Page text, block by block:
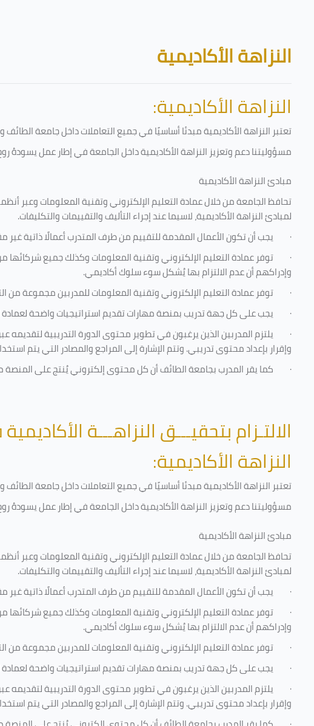
الكتل
النزاهة الأكاديمية
النزاهة الأكاديمية:
تعتبر النزاهة الأكاديمية مبدئا أساسيًا في جميع التعاملات داخل جامعة
مسؤوليتنا دعم وتعزيز النزاهة الأكاديمية داخل الجامعة في إطار عمل يسودهُ
مبادئ النزاهة الأكاديمية
تحافظ الجامعة من خلال عمادة التعليم الإلكتروني وتقنية المعلومات وعبر
لمبادئ النزاهة الأكاديمية، لاسيما عند إجراء التأليف والتقييمات والتكليفات.
· يجب أن تكون الأعمال المقدمة للتقييم من طرف المتدرب أعمالًا ذاتية
· توفر عمادة التعليم الإلكتروني وتقنية المعلومات وكذلك جميع شركائها
وإدراكهم أن عدم الالتزام بها يُشكل سوء سلوك أكاديمي.
· توفر عمادة التعليم الإلكتروني وتقنية المعلومات للمدربين مجموعة من
· يجب على كل جهة تدريب بمنصة مهارات تقديم استراتيجيات واضحة لعمادة
· يلتزم المدربين الذين يرغبون في تطوير محتوى الدورة التدريبية
وإقرار بإعداد محتوى تدريبي. وتتم الإشارة إلى المراجع والمصادر التي يتم
· كما يقر المدرب بجامعة الطائف أن كل محتوى إلكتروني يُنتج على
الالتـزام بتحقيـــق النزاهـــة
النزاهة الأكاديمية:
تعتبر النزاهة الأكاديمية مبدئا أساسيًا في جميع التعاملات داخل جامعة
مسؤوليتنا دعم وتعزيز النزاهة الأكاديمية داخل الجامعة في إطار عمل يسودهُ
مبادئ النزاهة الأكاديمية
تحافظ الجامعة من خلال عمادة التعليم الإلكتروني وتقنية المعلومات وعبر
لمبادئ النزاهة الأكاديمية، لاسيما عند إجراء التأليف والتقييمات والتكليفات.
· يجب أن تكون الأعمال المقدمة للتقييم من طرف المتدرب أعمالًا ذاتية
· توفر عمادة التعليم الإلكتروني وتقنية المعلومات وكذلك جميع شركائها
وإدراكهم أن عدم الالتزام بها يُشكل سوء سلوك أكاديمي.
· توفر عمادة التعليم الإلكتروني وتقنية المعلومات للمدربين مجموعة من
· يجب على كل جهة تدريب بمنصة مهارات تقديم استراتيجيات واضحة لعمادة
· يلتزم المدربين الذين يرغبون في تطوير محتوى الدورة التدريبية
وإقرار بإعداد محتوى تدريبي. وتتم الإشارة إلى المراجع والمصادر التي يتم